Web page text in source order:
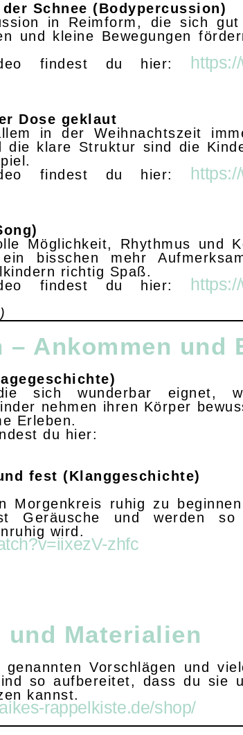
Schnee (Bodypercussion)
in Reimform, die sich
und kleine Bewegungen
findest du hier:
Dose geklaut
in der Weihnachtszeit
die klare Struktur sind die
findest du hier:
Möglichkeit, Rhythmus und
bisschen mehr
richtig Spaß.
findest du hier:
– Ankommen und
sich wunderbar eignet,
nehmen ihren Körper
Erleben.
du hier:
fest (Klanggeschichte)
Morgenkreis ruhig zu
Geräusche und werden
wird.
zhfc
und Materialien
Vorschlägen und
so aufbereitet, dass du sie
kannst.
rappelkiste.de/shop/